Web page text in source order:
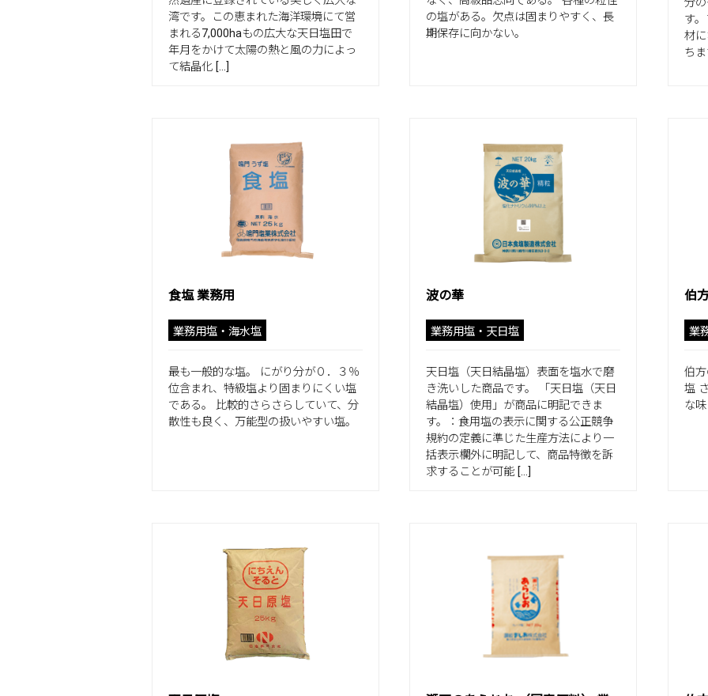
湾です。この恵まれた海洋環境にて営
まれる7,000haもの広大な天日塩田で
年月をかけて太陽の熱と風の力によっ
て結晶化 […]
の塩がある。欠点は固まりやすく、長
期保存に向かない。
分
す
材
ちま
食塩 業務用
業務用塩・海水塩
最も一般的な塩。 にがり分が０．３％
位含まれ、特級塩より固まりにくい塩
である。 比較的さらさらしていて、分
散性も良く、万能型の扱いやすい塩。
波の華
業務用塩・天日塩
天日塩（天日結晶塩）表面を塩水で磨
き洗いした商品です。 「天日塩（天日
結晶塩）使用」が商品に明記できま
す。：食用塩の表示に関する公正競争
規約の定義に準じた生産方法により一
括表示欄外に明記して、商品特徴を訴
求することが可能 […]
伯
業
伯
塩
な味